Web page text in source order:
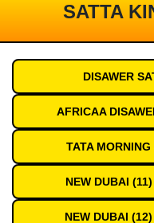
SATTA
DISAWER
AFRICAA
TATA
NEW DUBAI
NEW DUBAI